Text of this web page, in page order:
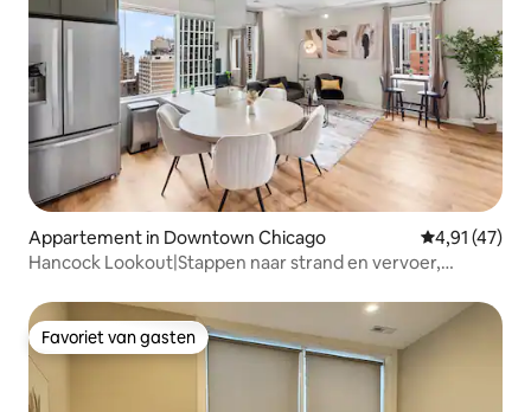
Appartement in Downtown Chicago Gemiddelde
4,91 (47)
Hancock Lookout|Stappen naar strand en vervoer,
Favoriet van gasten
Favoriet van gasten